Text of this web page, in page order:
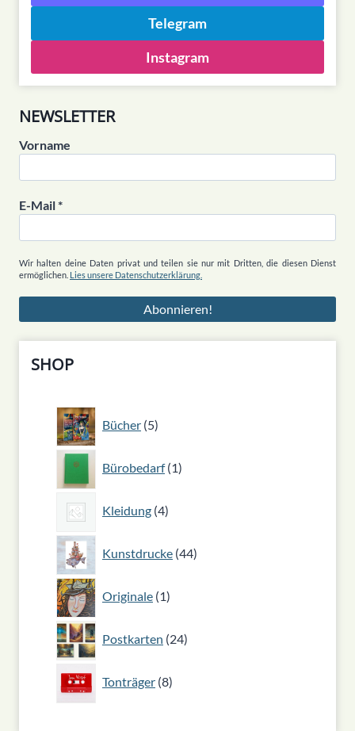
Telegram
Instagram
NEWSLETTER
Vorname
E-Mail*
Wir halten deine Daten privat und teilen sie nur mit Dritten, die diesen Dienst
ermöglichen. Lies unsere Datenschutzerklärung.
SHOP
Bücher 5
5
Produkte
Bürobedarf 1
1
Produkt
Kleidung 4
4
Produkte
Kunstdrucke 44
44
Produkte
Originale 1
1
Produkt
Postkarten 24
24
Produkte
Tonträger 8
8
Produkte